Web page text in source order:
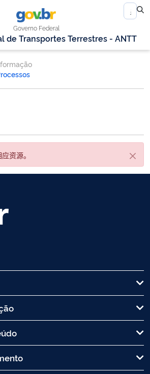
Governo Federal
de Transportes Terrestres - ANTT
关闭
资源。